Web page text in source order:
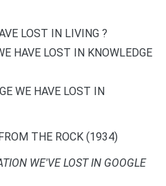
LOST IN LIVING ?
HAVE LOST IN KNOWLEDGE
WE HAVE LOST IN
THE ROCK (1934)
WE'VE LOST IN GOOGLE